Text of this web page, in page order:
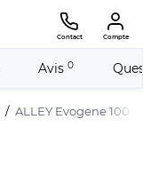
Contact Compte
ALLEY Evogene 100
Avis 0